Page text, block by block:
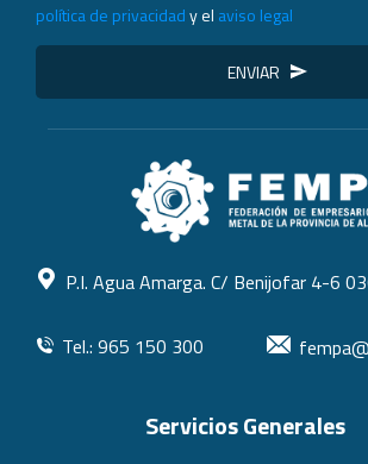
política de privacidady el aviso legal
ENVIAR
P.I. Agua Amarga. C/ Benijofar 4-6
Tel.: 965 150 300
Servicios Generales